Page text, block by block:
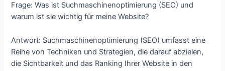
Frage: Was ist Suchmaschinenoptimierung (SEO) und
warum ist sie wichtig für meine Website?
Antwort: Suchmaschinenoptimierung (SEO) umfasst eine
Reihe von Techniken und Strategien, die darauf abzielen,
die Sichtbarkeit und das Ranking Ihrer Website in den